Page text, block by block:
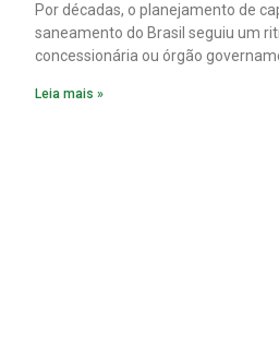
Por décadas, o planejamento de
saneamento do Brasil seguiu um
concessionária ou órgão
Leia mais »